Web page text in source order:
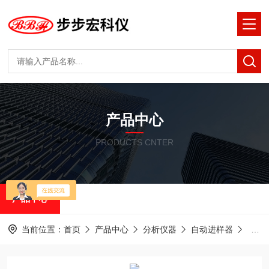
产品中心
PRODUCTS CNTER
产品中心
当前位置： 首页 产品中心 分析仪器 自动进样器